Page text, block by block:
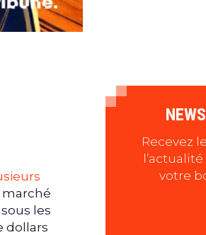
marché
les
dollars
Recevez
votre